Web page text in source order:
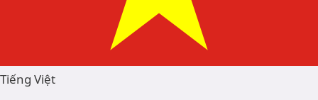
Tiếng Việt